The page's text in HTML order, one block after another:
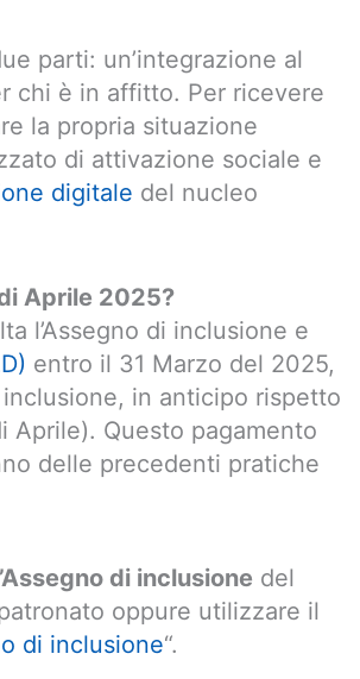
parti: un’integrazione al
chi è in affitto. Per ricevere
la propria situazione
di attivazione sociale e
digitale del nucleo
Aprile 2025?
l’Assegno di inclusione e
entro il 31 Marzo del 2025,
in anticipo rispetto
Aprile). Questo pagamento
delle precedenti pratiche
di inclusione del
oppure utilizzare il
di inclusione“.